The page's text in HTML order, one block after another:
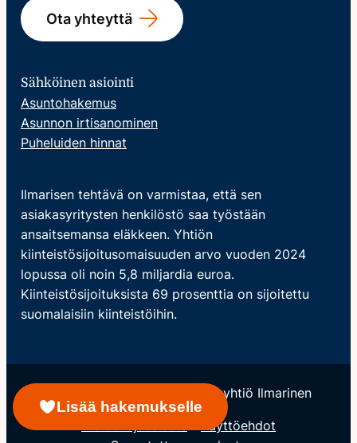
Lisää hakemukselle
Ota yhteyttä
Sähköinen asiointi
Asuntohakemus
Asunnon irtisanominen
Puheluiden hinnat
Ilmarisen tehtävä on varmistaa, että sen
asiakasyritysten henkilöstö saa työstään
ansaitsemansa eläkkeen. Yhtiön
kiinteistösijoitusomaisuuden arvo vuoden 2024
lopussa oli noin 5,8 miljardia euroa.
Kiinteistösijoituksista 69 prosenttia on sijoitettu
suomalaisiin kiinteistöihin.
© Keskinäinen Eläkevakuutusyhtiö Ilmarinen
Käyttöehdot